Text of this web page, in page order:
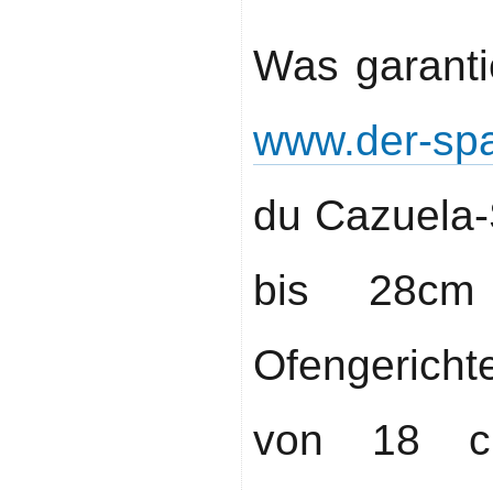
Was
www.der-
du
bis
von 18